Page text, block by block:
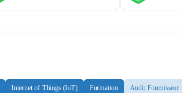
Internet of Things (IoT) Formation Audit Fournisseur